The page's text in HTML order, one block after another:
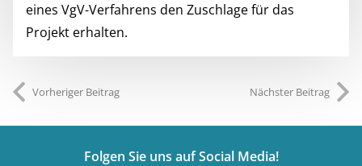
eines VgV-Verfahrens den Zuschlage für das
Projekt erhalten.
Vorheriger Beitrag Nächster Beitrag
Folgen Sie uns auf Social Media!